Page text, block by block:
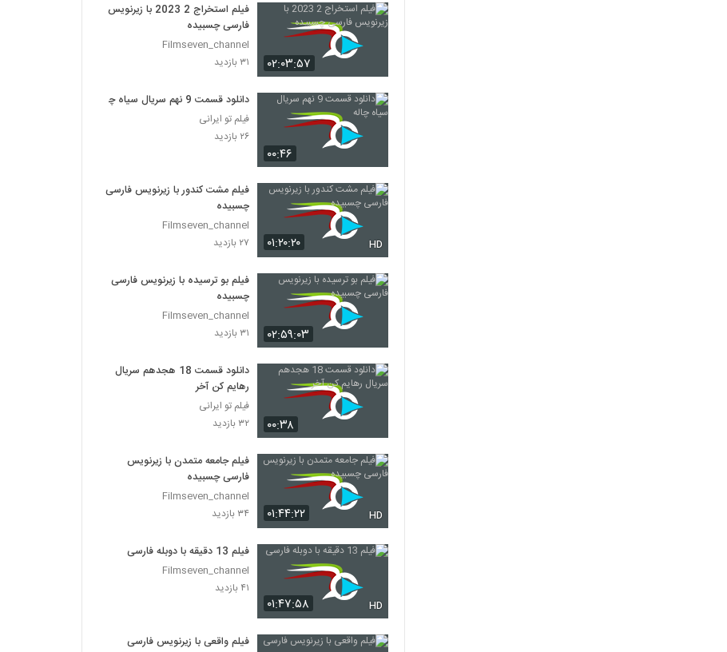
۰۲:۰۳:۵۷
فیلم استخراج 2 2023 با زیرنویس
فارسی چسبیده
Filmseven_channel
۳۱ بازدید
۰۰:۴۶
دانلود قسمت 9 نهم سریال سیاه چاله
فیلم تو ایرانی
۲۶ بازدید
۰۱:۲۰:۲۰ HD
فیلم مشت کندور با زیرنویس فارسی
چسبیده
Filmseven_channel
۲۷ بازدید
۰۲:۵۹:۰۳
فیلم بو ترسیده با زیرنویس فارسی
چسبیده
Filmseven_channel
۳۱ بازدید
۰۰:۳۸
دانلود قسمت 18 هجدهم سریال
رهایم کن آخر
فیلم تو ایرانی
۳۲ بازدید
۰۱:۴۴:۲۲ HD
فیلم جامعه متمدن با زیرنویس
فارسی چسبیده
Filmseven_channel
۳۴ بازدید
۰۱:۴۷:۵۸ HD
فیلم 13 دقیقه با دوبله فارسی
Filmseven_channel
۴۱ بازدید
فیلم واقعی با زیرنویس فارسی